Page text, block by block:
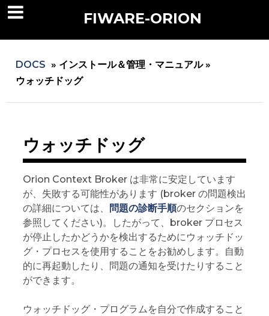
FIWARE-ORION
DOCS » インストール＆管理・マニュアル »
ウォッチドッグ
ウォッチドッグ
Orion Context Broker は非常に安定しています
が、失敗する可能性があります (broker の問題検出
の詳細については、
問題の診断手順のセクションを
参照してください)。したがって、broker プロセス
が停止したかどうかを検出するためにウォッチドッ
グ・プロセスを使用することをお勧めします。自動
的に再起動したり、問題の通知を受けたりすること
ができます。
ウォッチドッグ・プログラムを自分で作成すること